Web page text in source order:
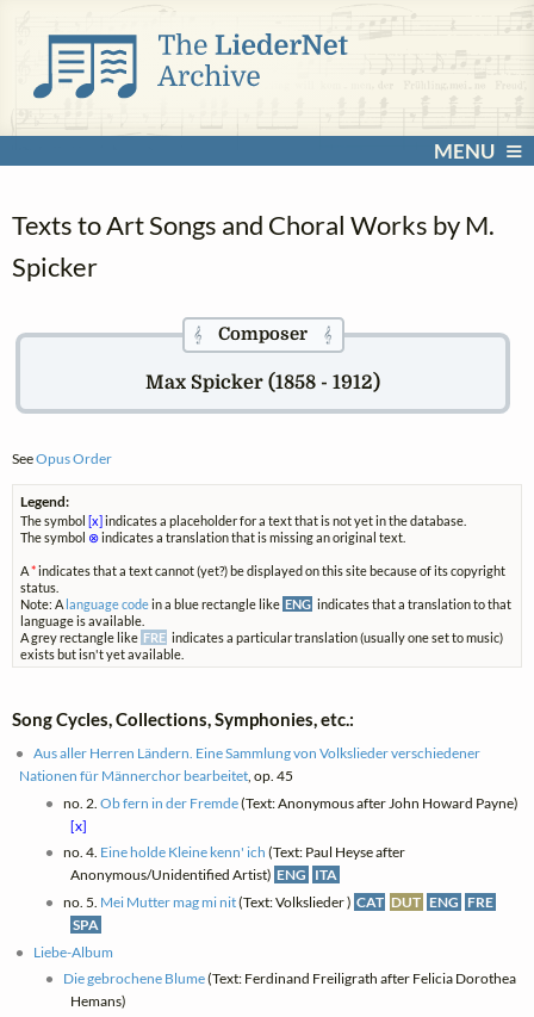
MENU
Texts to Art Songs and Choral Works by M.
Spicker
𝄞Composer 𝄞
Max Spicker (1858 - 1912)
SeeOpus Order
Legend:
The symbol[x]indicates a placeholder for a text that is not yet in the database.
The symbol ⊗indicates a translation that is missing an original text.
A*indicates that a text cannot (yet?) be displayed on this site because of its copyright
status.
Note: A language codein a blue rectangle like ENG indicates that a translation to that
language is available.
A grey rectangle like FRE indicates a particular translation (usually one set to music)
exists but isn't yet available.
Song Cycles, Collections, Symphonies, etc.:
Aus aller Herren Ländern. Eine Sammlung von Volkslieder verschiedener
Nationen für Männerchor bearbeitet , op. 45
no. 2. Ob fern in der Fremde(Text: Anonymous after John Howard Payne)
[x]
no. 4. Eine holde Kleine kenn' ich (Text: Paul Heyse after
Anonymous/Unidentified Artist) ENG ITA
no. 5. Mei Mutter mag mi nit(Text: Volkslieder ) CAT DUT ENG FRE
SPA
Liebe-Album
Die gebrochene Blume(Text: Ferdinand Freiligrath after Felicia Dorothea
Hemans)